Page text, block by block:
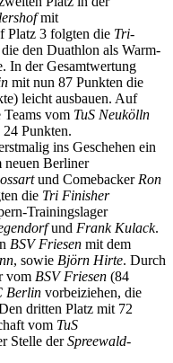
mit
Platz 3 folgten die Tri-
den Duathlon als Warm-
In der Gesamtwertung
mit nun 87 Punkten die
leicht ausbauen. Auf
vom TuS Neukölln
Punkten.
ins Geschehen ein
neuen Berliner
und Comebacker Ron
die Tri Finisher
Trainingslager
und Frank Kulack.
BSV Friesen mit dem
, sowie Björn Hirte. Durch
vom BSV Friesen (84
Berlin vorbeiziehen, die
dritten Platz mit 72
vom TuS
Stelle derSpreewald-